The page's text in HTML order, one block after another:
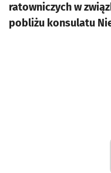
ratowniczych w
pobliżu konsulatu